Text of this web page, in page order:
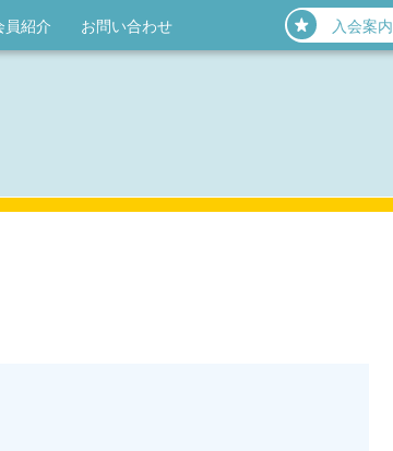
員紹介 お問い合わせ 入会案内